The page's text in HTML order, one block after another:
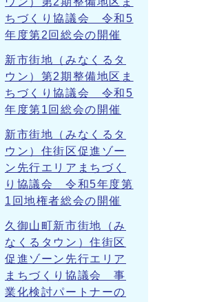
ちづくり協議会 令和5
年度第2回総会の開催
新市街地（みなくるタ
ウン）第2期整備地区ま
ちづくり協議会 令和5
年度第1回総会の開催
新市街地（みなくるタ
ウン）住街区促進ゾー
ン先行エリアまちづく
り協議会 令和5年度第
1回地権者総会の開催
久御山町新市街地（み
なくるタウン）住街区
促進ゾーン先行エリア
まちづくり協議会 事
業化検討パートナーの